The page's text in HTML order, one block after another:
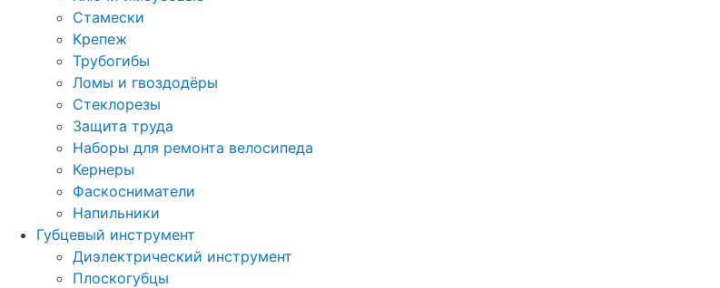
Стамески
Крепеж
Трубогибы
Ломы и гвоздодёры
Стеклорезы
Защита труда
Наборы для ремонта велосипеда
Кернеры
Фаскосниматели
Напильники
Губцевый инструмент
Диэлектрический инструмент
Плоскогубцы